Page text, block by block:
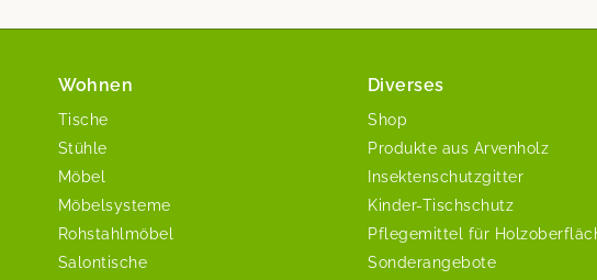
Wohnen
Tische
Stühle
Möbel
Möbelsysteme
Rohstahlmöbel
Salontische
Diverses
Shop
Produkte aus Arvenholz
Insektenschutzgitter
Kinder-Tischschutz
Pflegemittel für
Sonderangebote